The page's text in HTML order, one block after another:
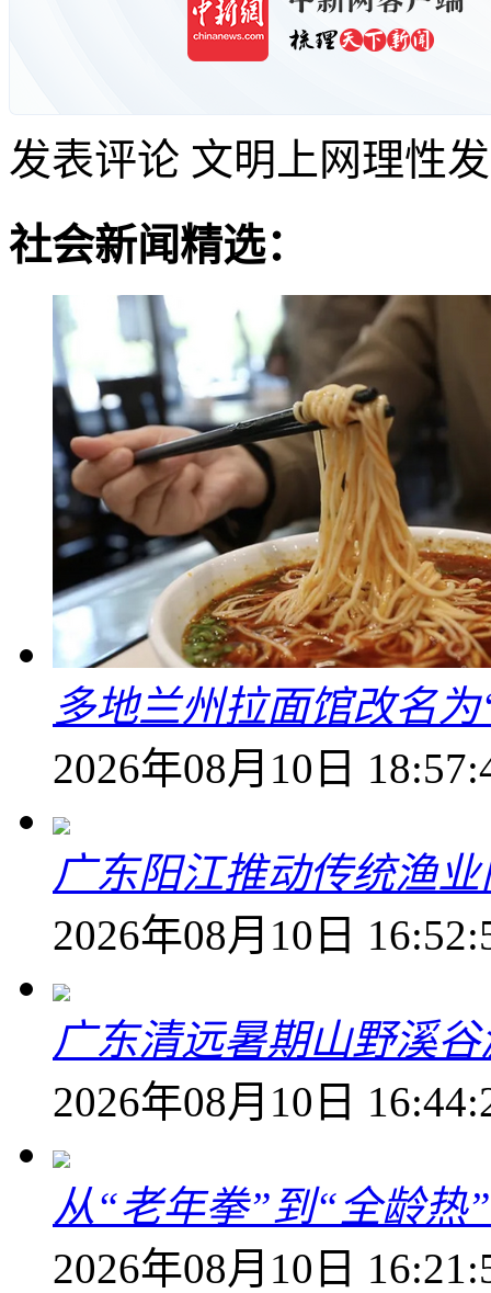
发表评论 文明上网理性
社会新闻精选：
多地兰州拉面馆改名
2026年08月10日
广东阳江推动传统渔
2026年08月10日
广东清远暑期山野溪
2026年08月10日
从“老年拳”到“全龄热
2026年08月10日